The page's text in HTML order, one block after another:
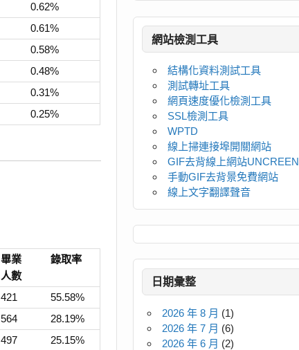
0.62%
0.61%
0.58%
0.48%
0.31%
0.25%
畢業
人數
錄取率
421
55.58%
564
28.19%
497
25.15%
網站檢測工具
結構化資料測試工具
測試轉址工具
網頁速度優化檢測工具
SSL檢測工具
WPTD
線上掃連接埠開關網站
GIF去背線上網站UNCREEN
手動GIF去背景免費網站
線上文字翻譯聲音
日期彙整
2026 年 8 月 (1)
2026 年 7 月 (6)
2026 年 6 月 (2)